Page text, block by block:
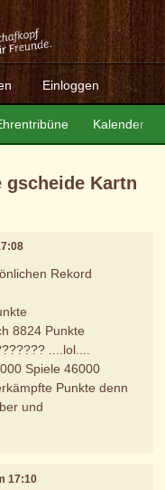
Einloggen
Kalender
Kartn
Rekord
8824 Punkte
....lol....
Spiele 46000
Punkte denn
und
17:10